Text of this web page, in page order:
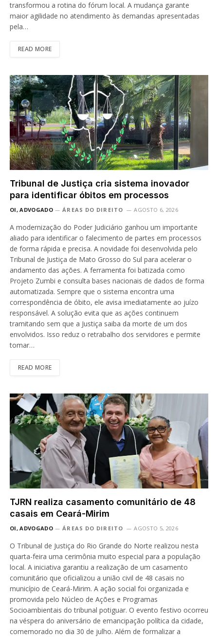
transformou a rotina do fórum local. A mudança garante
maior agilidade no atendimento às demandas apresentadas
pela…
READ MORE
Tribunal de Justiça cria sistema inovador
para identificar óbitos em processos
OI, ADVOGADO ÁREAS DO DIREITO AGOSTO 6, 2026
A modernização do Poder Judiciário ganhou um importante
aliado para identificar o falecimento de partes em processos
de forma rápida e precisa. A novidade foi desenvolvida pelo
Tribunal de Justiça de Mato Grosso do Sul para acelerar o
andamento das ações. A ferramenta foi batizada como
Projeto Zumbi e consulta bases nacionais de dados de forma
automatizada. Sempre que o sistema encontra uma
correspondência de óbito, ele avisa imediatamente ao juízo
responsável. A solução evita que as ações continuem
tramitando sem que a Justiça saiba da morte de um dos
envolvidos. Isso reduz o retrabalho dos servidores e permite
tomar…
READ MORE
TJRN realiza casamento comunitário de 48
casais em Ceará-Mirim
OI, ADVOGADO ÁREAS DO DIREITO AGOSTO 5, 2026
O Tribunal de Justiça do Rio Grande do Norte realizou nesta
quarta-feira uma cerimônia muito especial para a população
local. A iniciativa garantiu a realização de um casamento
comunitário que oficializou a união civil de 48 casais no
município de Ceará-Mirim. A ação social foi organizada e
promovida pelo Núcleo de Ações e Programas
Socioambientais do tribunal potiguar. O evento festivo ocorreu
na véspera do aniversário de emancipação política da cidade,
comemorado no dia 30 de julho. Além de formalizar a